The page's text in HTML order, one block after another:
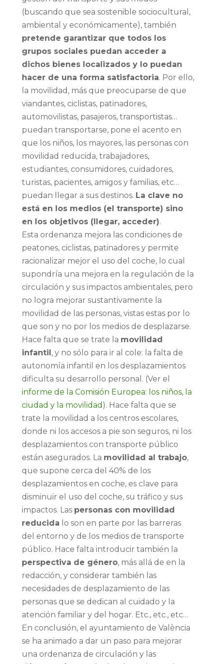
(buscando que sea sostenible sociocultural,
ambiental y económicamente), también
pretende garantizar que todos los
grupos sociales puedan acceder a
dichos bienes localizados y lo puedan
hacer de una forma satisfactoria. Por ello,
la movilidad, más que preocuparse de que
viandantes, ciclistas, patinadores,
automovilistas, pasajeros, transportistas…
puedan transportarse, pone el acento en
que los niños, los mayores, las personas con
movilidad reducida, trabajadores,
estudiantes, consumidores, cuidadores,
turistas, pacientes, amigos y familias, etc…
puedan llegar a sus destinos. La clave no
está en los medios (el transporte) sino
en los objetivos (llegar, acceder).
Esta ordenanza mejora las condiciones de
peatones, ciclistas, patinadores y permite
racionalizar mejor el uso del coche, lo cual
supondría una mejora en la regulación de la
circulación y sus impactos ambientales, pero
no logra mejorar sustantivamente la
movilidad de las personas, vistas estas por lo
que son y no por los medios de desplazarse.
Hace falta que se trate la movilidad
infantil , y no sólo para ir al cole: la falta de
autonomía infantil en los desplazamientos
dificulta su desarrollo personal. (Ver el
informe de la Comisión Europea: los niños, la
ciudad y la movilidad ). Hace falta que se
trate la movilidad a los centros escolares,
donde ni los accesos a pie son seguros, ni los
desplazamientos con transporte público
están asegurados. La movilidad al trabajo,
que supone cerca del 40% de los
desplazamientos en coche, es clave para
disminuir el uso del coche, su tráfico y sus
impactos. Las personas con movilidad
reducida lo son en parte por las barreras
del entorno y de los medios de transporte
público. Hace falta introducir también la
perspectiva de género, más allá de en la
redacción, y considerar también las
necesidades de desplazamiento de las
personas que se dedican al cuidado y la
atención familiar y del hogar. Etc., etc., etc…
En conclusión, el ayuntamiento de València
se ha animado a dar un paso para mejorar
una ordenanza de circulación y las